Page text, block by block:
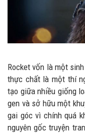
Rocket vốn là một
thực chất là một thí
tạo giữa nhiều giống
gen và sở hữu một
gai góc vì chính quá
nguyên gốc truyện